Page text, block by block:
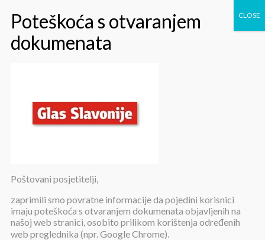
glas
Objavljeno:23. studenoga 2020.
Poštovani posjetitelji,
zaprimili smo povratne informacije da pojedini korisnici
imaju poteškoća s otvaranjem dokumenata objavljenih na
našoj web stranici, osobito prilikom korištenja određenih
web preglednika (npr. Google Chrome).